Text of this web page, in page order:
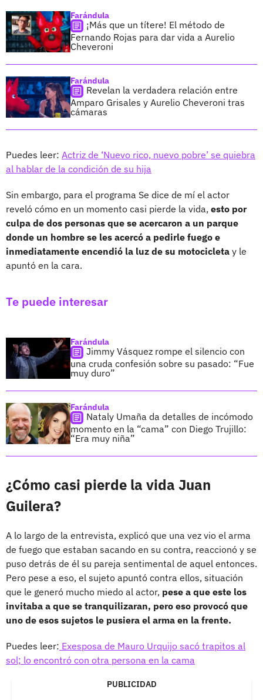
Farándula
¡Más que un títere! El método de
Fernando Rojas para dar vida a Aurelio
Cheveroni
Farándula
Revelan la verdadera relación entre
Amparo Grisales y Aurelio Cheveroni tras
cámaras
Puedes leer: Actriz de ‘Nuevo rico, nuevo pobre’ se quiebra
al hablar de la condición de su hija
Sin embargo, para el programa Se dice de mí el actor
reveló cómo en un momento casi pierde la vida, esto por
culpa de dos personas que se acercaron a un parque
donde un hombre se les acercó a pedirle fuego e
inmediatamente encendió la luz de su motocicleta y le
apuntó en la cara.
Te puede interesar
Farándula
Jimmy Vásquez rompe el silencio con
una cruda confesión sobre su pasado: “Fue
muy duro”
Farándula
Nataly Umaña da detalles de incómodo
momento en la “cama” con Diego Trujillo:
“Era muy niña”
¿Cómo casi pierde la vida Juan
Guilera?
A lo largo de la entrevista, explicó que una vez vio el arma
de fuego que estaban sacando en su contra, reaccionó y se
puso detrás de él su pareja sentimental de aquel entonces.
Pero pese a eso, el sujeto apuntó contra ellos, situación
que le generó mucho miedo al actor, pese a que este los
invitaba a que se tranquilizaran, pero eso provocó que
uno de esos sujetos le pusiera el arma en la frente.
Puedes leer: Exesposa de Mauro Urquijo sacó trapitos al
sol; lo encontró con otra persona en la cama
PUBLICIDAD